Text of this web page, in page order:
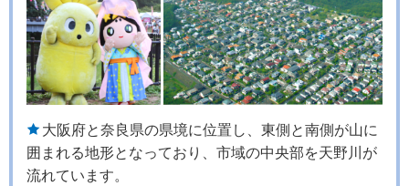
大阪府と奈良県の県境に位置し、東側と南側が山に
囲まれる地形となっており、市域の中央部を天野川が
流れています。